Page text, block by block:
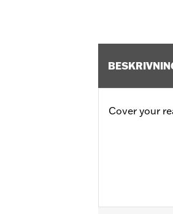
Cover your